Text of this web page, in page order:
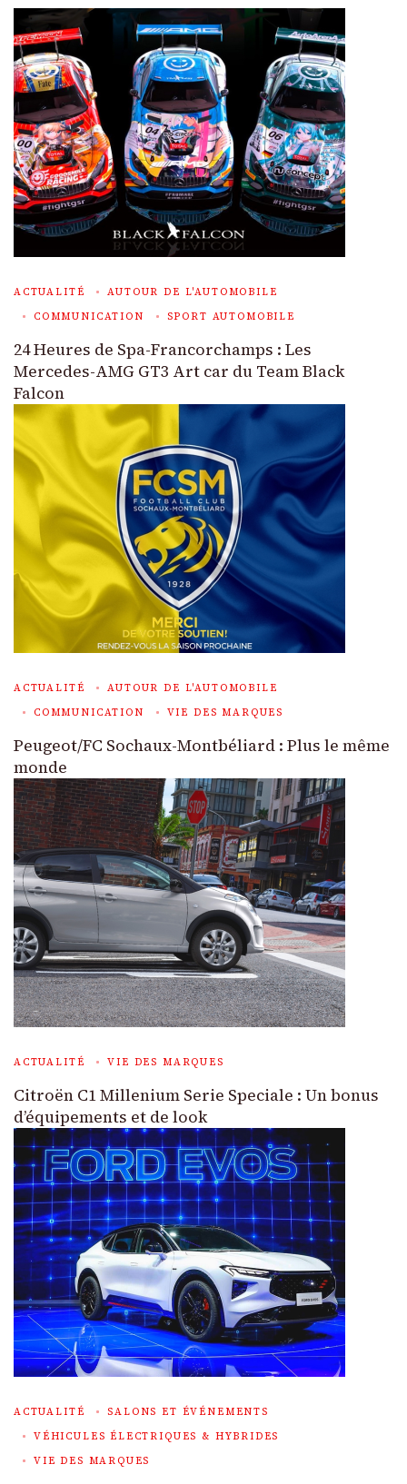
ACTUALITÉ
AUTOUR DE L'AUTOMOBILE
COMMUNICATION
SPORT AUTOMOBILE
24 Heures de Spa-Francorchamps : Les
Mercedes-AMG GT3 Art car du Team Black
Falcon
ACTUALITÉ
AUTOUR DE L'AUTOMOBILE
COMMUNICATION
VIE DES MARQUES
Peugeot/FC Sochaux-Montbéliard : Plus le même
monde
ACTUALITÉ VIE DES MARQUES
Citroën C1 Millenium Serie Speciale : Un bonus
d’équipements et de look
ACTUALITÉ
SALONS ET ÉVÉNEMENTS
VÉHICULES ÉLECTRIQUES & HYBRIDES
VIE DES MARQUES